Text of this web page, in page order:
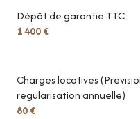
Dépôt de garantie TTC
1 400 €
Charges locatives
regularisation annuelle)
80 €